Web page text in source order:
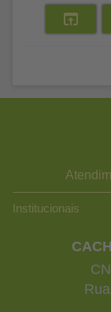
Institucionais